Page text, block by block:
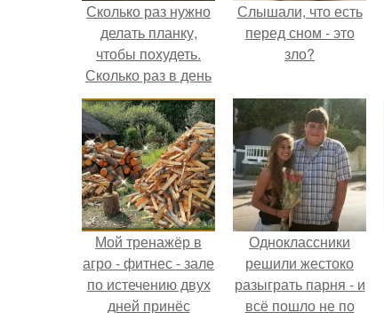
Сколько раз нужно
делать планку,
чтобы похудеть.
Сколько раз в день
делать планку —,
чтобы был
результат для
похудения
Слышали, что есть
перед сном - это
зло?
Мой тренажёр в
агро - фитнес - зале
по истечению двух
дней принёс
Одноклассники
решили жестоко
разыграть парня - и
всё пошло не по